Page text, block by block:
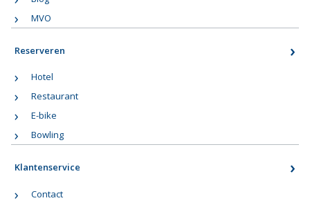
MVO
Reserveren
Hotel
Restaurant
E-bike
Bowling
Klantenservice
Contact